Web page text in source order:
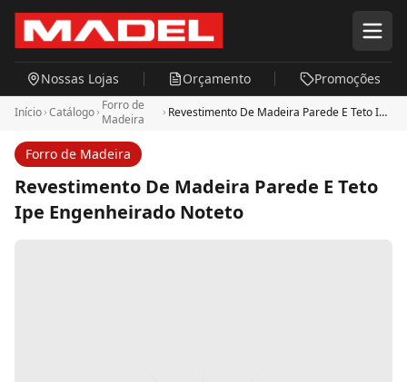
Pular para o conteúdo principal
Nossas Lojas Orçamento Promoções
Início Catálogo Forro de
Madeira
Revestimento De Madeira Parede E Teto Ipe
Forro de Madeira
Revestimento De Madeira Parede E Teto
Ipe Engenheirado Noteto